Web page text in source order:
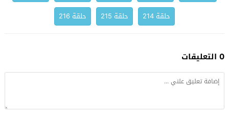
حلقة 214
حلقة 215 حلقة 216
0 التعليقات